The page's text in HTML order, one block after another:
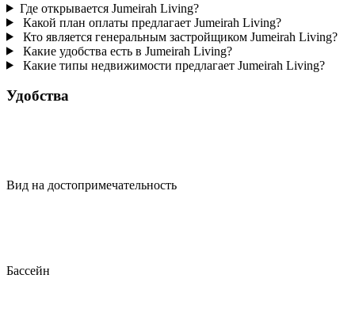
Где открывается Jumeirah Living?
Какой план оплаты предлагает Jumeirah Living?
Кто является генеральным застройщиком Jumeirah Living?
Какие удобства есть в Jumeirah Living?
Какие типы недвижимости предлагает Jumeirah Living?
Удобства
Вид на достопримечательность
Бассейн